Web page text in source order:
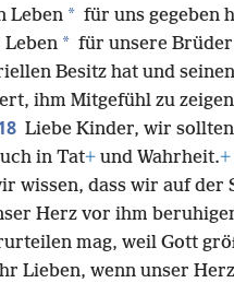
Leben * für uns gegeben
* für unsere Brüder
Besitz hat und
ihm Mitgefühl zu
Liebe Kinder, wir
in Tat+ und Wahrheit.+
wissen, dass wir auf der
Herz vor ihm
mag, weil Gott
Lieben, wenn unser